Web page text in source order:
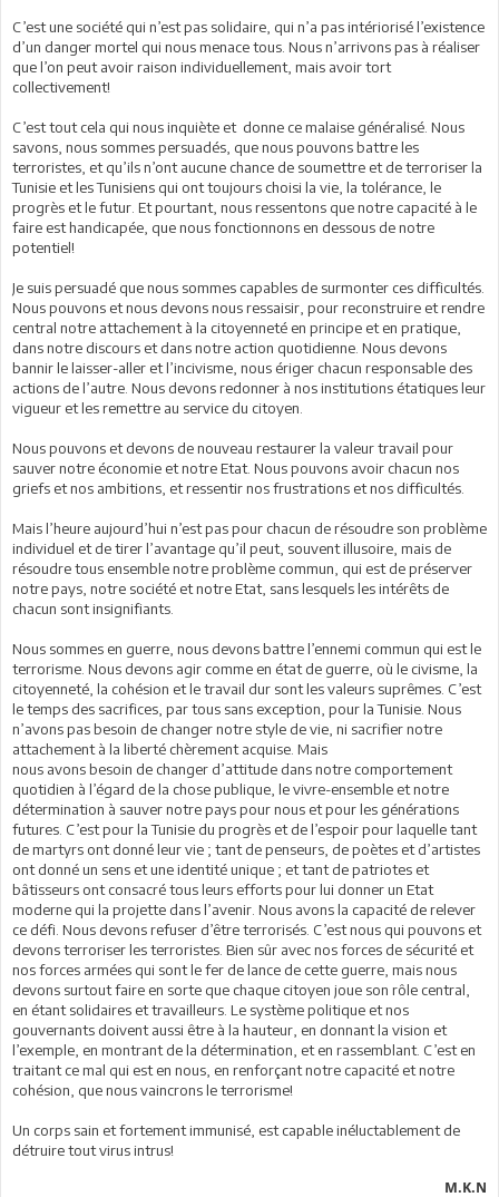
C’est une société qui n’est pas solidaire, qui n’a pas intériorisé l’existence
d’un danger mortel qui nous menace tous. Nous n’arrivons pas à réaliser
que l’on peut avoir raison individuellement, mais avoir tort
collectivement!
C’est tout cela qui nous inquiète et donne ce malaise généralisé. Nous
savons, nous sommes persuadés, que nous pouvons battre les
terroristes, et qu’ils n’ont aucune chance de soumettre et de terroriser la
Tunisie et les Tunisiens qui ont toujours choisi la vie, la tolérance, le
progrès et le futur. Et pourtant, nous ressentons que notre capacité à le
faire est handicapée, que nous fonctionnons en dessous de notre
potentiel!
Je suis persuadé que nous sommes capables de surmonter ces difficultés.
Nous pouvons et nous devons nous ressaisir, pour reconstruire et rendre
central notre attachement à la citoyenneté en principe et en pratique,
dans notre discours et dans notre action quotidienne. Nous devons
bannir le laisser-aller et l’incivisme, nous ériger chacun responsable des
actions de l’autre. Nous devons redonner à nos institutions étatiques leur
vigueur et les remettre au service du citoyen.
Nous pouvons et devons de nouveau restaurer la valeur travail pour
sauver notre économie et notre Etat. Nous pouvons avoir chacun nos
griefs et nos ambitions, et ressentir nos frustrations et nos difficultés.
Mais l’heure aujourd’hui n’est pas pour chacun de résoudre son problème
individuel et de tirer l’avantage qu’il peut, souvent illusoire, mais de
résoudre tous ensemble notre problème commun, qui est de préserver
notre pays, notre société et notre Etat, sans lesquels les intérêts de
chacun sont insignifiants.
Nous sommes en guerre, nous devons battre l’ennemi commun qui est le
terrorisme. Nous devons agir comme en état de guerre, où le civisme, la
citoyenneté, la cohésion et le travail dur sont les valeurs suprêmes. C’est
le temps des sacrifices, par tous sans exception, pour la Tunisie. Nous
n’avons pas besoin de changer notre style de vie, ni sacrifier notre
attachement à la liberté chèrement acquise. Mais
nous avons besoin de changer d’attitude dans notre comportement
quotidien à l’égard de la chose publique, le vivre-ensemble et notre
détermination à sauver notre pays pour nous et pour les générations
futures. C’est pour la Tunisie du progrès et de l’espoir pour laquelle tant
de martyrs ont donné leur vie ; tant de penseurs, de poètes et d’artistes
ont donné un sens et une identité unique ; et tant de patriotes et
bâtisseurs ont consacré tous leurs efforts pour lui donner un Etat
moderne qui la projette dans l’avenir. Nous avons la capacité de relever
ce défi. Nous devons refuser d’être terrorisés. C’est nous qui pouvons et
devons terroriser les terroristes. Bien sûr avec nos forces de sécurité et
nos forces armées qui sont le fer de lance de cette guerre, mais nous
devons surtout faire en sorte que chaque citoyen joue son rôle central,
en étant solidaires et travailleurs. Le système politique et nos
gouvernants doivent aussi être à la hauteur, en donnant la vision et
l’exemple, en montrant de la détermination, et en rassemblant. C’est en
traitant ce mal qui est en nous, en renforçant notre capacité et notre
cohésion, que nous vaincrons le terrorisme!
Un corps sain et fortement immunisé, est capable inéluctablement de
détruire tout virus intrus!
M.K.N